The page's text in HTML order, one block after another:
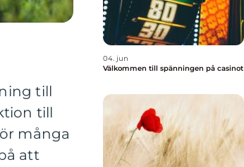
till
till
många
att
04. jun
Välkommen till spänningen på casinot